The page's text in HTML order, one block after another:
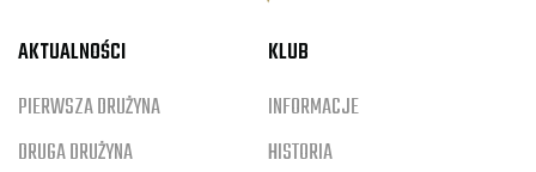
AKTUALNOŚCI
PIERWSZA DRUŻYNA
DRUGA DRUŻYNA
KLUB
INFORMACJE
HISTORIA